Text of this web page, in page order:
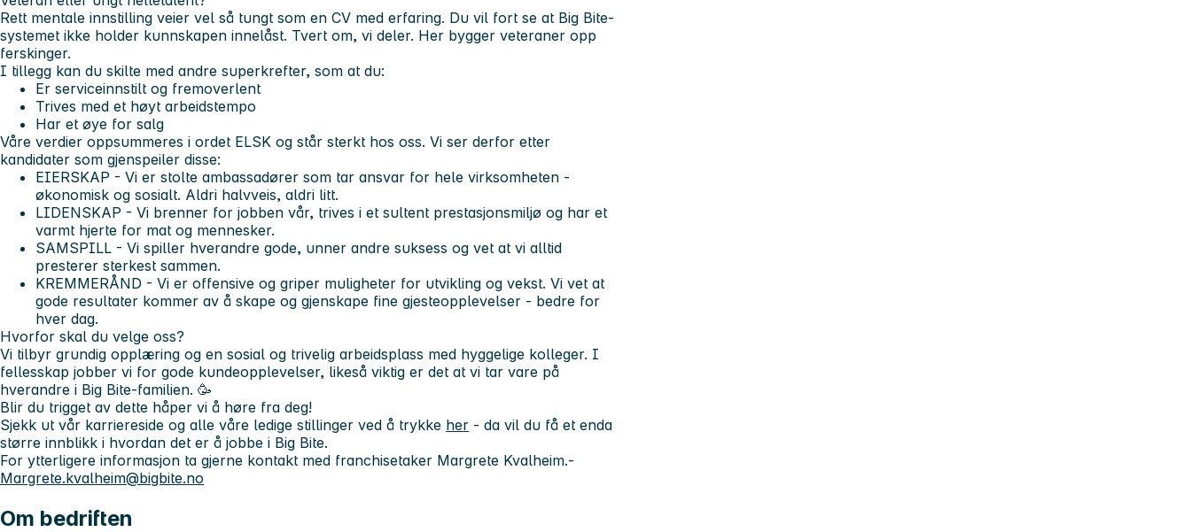
Rett mentale innstilling veier vel så tungt som en CV med erfaring. Du vil fort se at Big Bite-
systemet ikke holder kunnskapen innelåst. Tvert om, vi deler. Her bygger veteraner opp
ferskinger.
I tillegg kan du skilte med andre superkrefter, som at du:
Er serviceinnstilt og fremoverlent
Trives med et høyt arbeidstempo
Har et øye for salg
Våre verdier oppsummeres i ordet ELSK og står sterkt hos oss. Vi ser derfor etter
kandidater som gjenspeiler disse:
EIERSKAP - Vi er stolte ambassadører som tar ansvar for hele virksomheten -
økonomisk og sosialt. Aldri halvveis, aldri litt.
LIDENSKAP - Vi brenner for jobben vår, trives i et sultent prestasjonsmiljø og har et
varmt hjerte for mat og mennesker.
SAMSPILL - Vi spiller hverandre gode, unner andre suksess og vet at vi alltid
presterer sterkest sammen.
KREMMERÅND - Vi er offensive og griper muligheter for utvikling og vekst. Vi vet at
gode resultater kommer av å skape og gjenskape fine gjesteopplevelser - bedre for
hver dag.
Hvorfor skal du velge oss?
Vi tilbyr grundig opplæring og en sosial og trivelig arbeidsplass med hyggelige kolleger. I
fellesskap jobber vi for gode kundeopplevelser, likeså viktig er det at vi tar vare på
hverandre i Big Bite-familien. 🥳
Blir du trigget av dette håper vi å høre fra deg!
Sjekk ut vår karriereside og alle våre ledige stillinger ved å trykke her - da vil du få et enda
større innblikk i hvordan det er å jobbe i Big Bite.
For ytterligere informasjon ta gjerne kontakt med franchisetaker Margrete Kvalheim.-
Margrete.kvalheim@bigbite.no
Om bedriften